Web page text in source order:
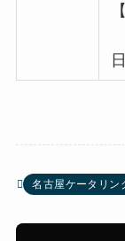
名古屋ケータリン